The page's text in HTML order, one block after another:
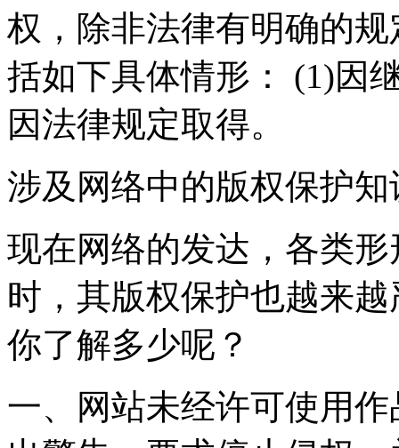
权，除非法律有明确的
括如下具体情形： (1)因
因法律规定取得。
涉及网络中的版权保护
现在网络的发达，各类
时，其版权保护也越来
你了解多少呢？
一、网站未经许可使用